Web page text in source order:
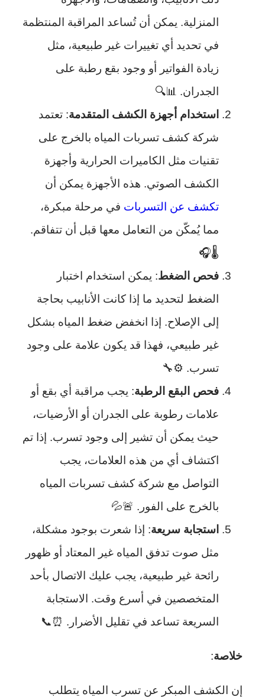
المنزلية. يمكن أن تُساعد المراقبة المنتظمة
في تحديد أي تغييرات غير طبيعية، مثل
زيادة الفواتير أو وجود بقع رطبة على
الجدران. 📊🔍
استخدام أجهزة الكشف المتقدمة: تعتمد
شركة كشف تسربات المياه بالخرج على
تقنيات مثل الكاميرات الحرارية وأجهزة
الكشف الصوتي. هذه الأجهزة يمكن أن
تكشف عن التسربات في مرحلة مبكرة،
مما يُمكّن من التعامل معها قبل أن تتفاقم.
🌡️🎧
فحص الضغط: يمكن استخدام اختبار
الضغط لتحديد ما إذا كانت الأنابيب بحاجة
إلى الإصلاح. إذا انخفض ضغط المياه بشكل
غير طبيعي، فهذا قد يكون علامة على وجود
تسرب. ⚙️🔧
فحص البقع الرطبة: يجب مراقبة أي بقع أو
علامات رطوبة على الجدران أو الأرضيات،
حيث يمكن أن تشير إلى وجود تسرب. إذا تم
اكتشاف أي من هذه العلامات، يجب
التواصل مع شركة كشف تسربات المياه
بالخرج على الفور. 🚨💦
استجابة سريعة: إذا شعرت بوجود مشكلة،
مثل صوت تدفق المياه غير المعتاد أو ظهور
رائحة غير طبيعية، يجب عليك الاتصال بأحد
المتخصصين في أسرع وقت. الاستجابة
السريعة تساعد في تقليل الأضرار. ⏰📞
خلاصة:
إن الكشف المبكر عن تسرب المياه يتطلب